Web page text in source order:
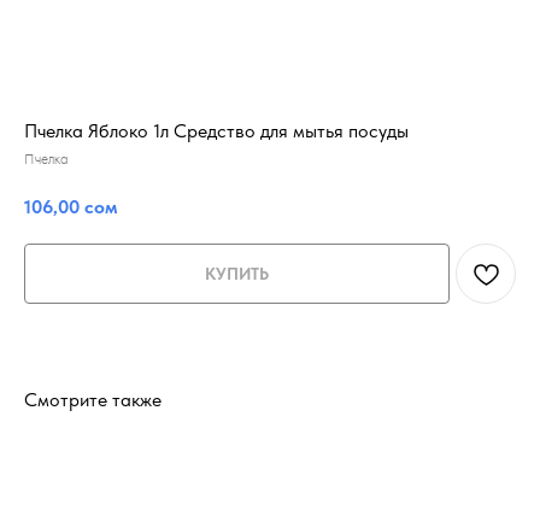
Пчелка Яблоко 1л Средство для мытья посуды
Пчелка
106,00 сом
КУПИТЬ
Смотрите также